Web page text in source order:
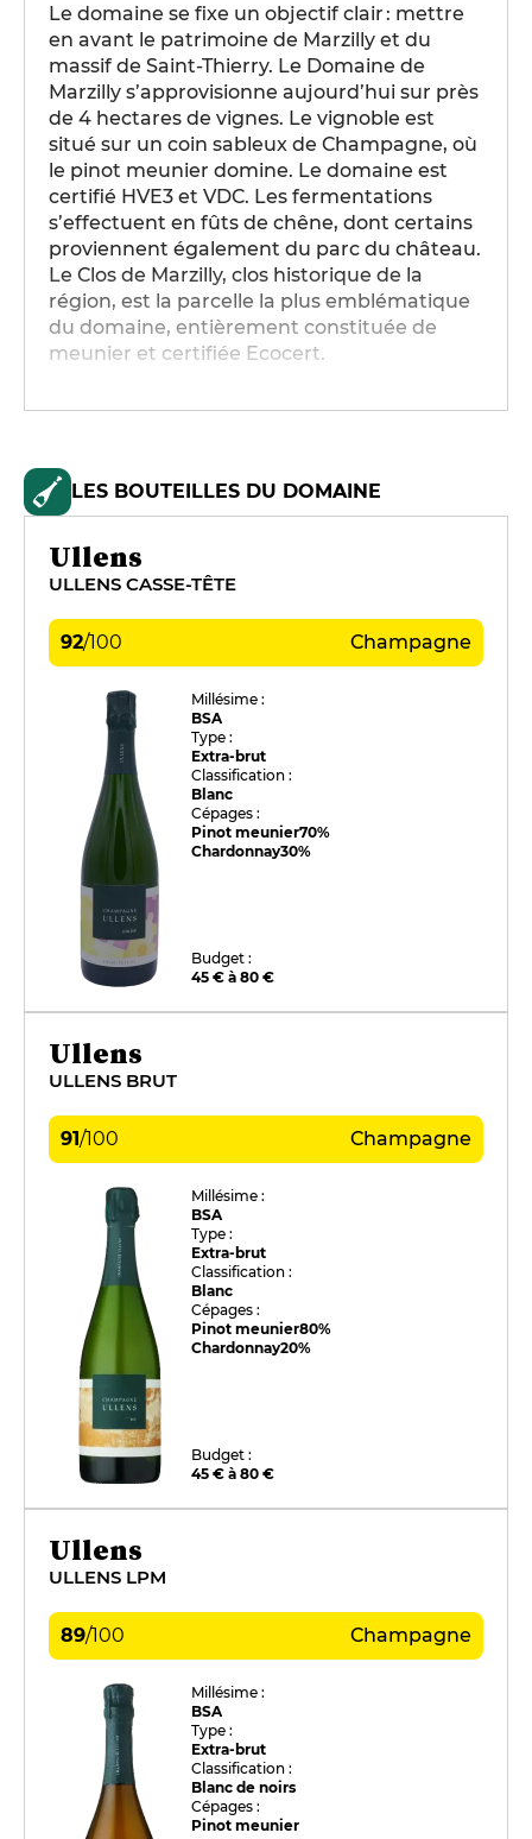
Le domaine se fixe un objectif clair : mettre
en avant le patrimoine de Marzilly et du
massif de Saint-Thierry. Le Domaine de
Marzilly s’approvisionne aujourd’hui sur près
de 4 hectares de vignes. Le vignoble est
situé sur un coin sableux de Champagne, où
le pinot meunier domine. Le domaine est
certifié HVE3 et VDC. Les fermentations
s’effectuent en fûts de chêne, dont certains
proviennent également du parc du château.
Le Clos de Marzilly, clos historique de la
région, est la parcelle la plus emblématique
du domaine, entièrement constituée de
meunier et certifiée Ecocert.
LES BOUTEILLES DU DOMAINE
Ullens
ULLENS CASSE-TÊTE
92/100 Champagne
Millésime :
BSA
Type :
Extra-brut
Classification :
Blanc
Cépages :
Pinot meunier70%
Chardonnay30%
Budget :
45 € à 80 €
Ullens
ULLENS BRUT
91/100 Champagne
Millésime :
BSA
Type :
Extra-brut
Classification :
Blanc
Cépages :
Pinot meunier80%
Chardonnay20%
Budget :
45 € à 80 €
Ullens
ULLENS LPM
89/100 Champagne
Millésime :
BSA
Type :
Extra-brut
Classification :
Blanc de noirs
Cépages :
Pinot meunier